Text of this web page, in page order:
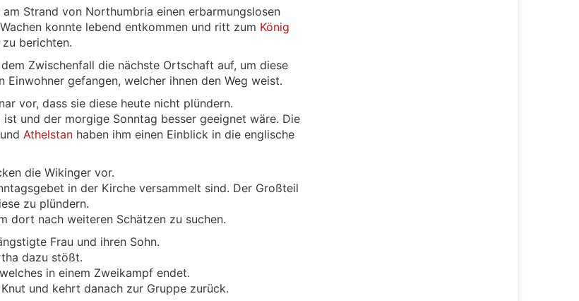
Strand von Northumbria einen erbarmungslosen
konnte lebend entkommen und ritt zum König
berichten.
Zwischenfall die nächste Ortschaft auf, um diese
Einwohner gefangen, welcher ihnen den Weg weist.
vor, dass sie diese heute nicht plündern.
und der morgige Sonntag besser geeignet wäre. Die
Athelstan haben ihm einen Einblick in die englische
die Wikinger vor.
in der Kirche versammelt sind. Der Großteil
zu plündern.
dort nach weiteren Schätzen zu suchen.
Frau und ihren Sohn.
dazu stößt.
in einem Zweikampf endet.
und kehrt danach zur Gruppe zurück.